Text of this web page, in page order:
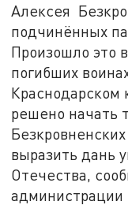
Алексея
подчинённых
Произошло это
погибших
Краснодарском
решено начать
выразить дань
Отечества,
администрации